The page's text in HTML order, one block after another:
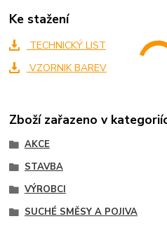
Ke stažení
TECHNICKÝ LIST
VZORNIK BAREV
Zboží zařazeno v
AKCE
STAVBA
VÝROBCI
SUCHÉ SMĚSY A POJIVA